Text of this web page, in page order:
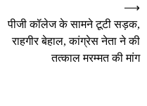
पीजी कॉलेज के सामने टूटी सड़क,
राहगीर बेहाल, कांग्रेस नेता ने की
तत्काल मरम्मत की मांग
⟶